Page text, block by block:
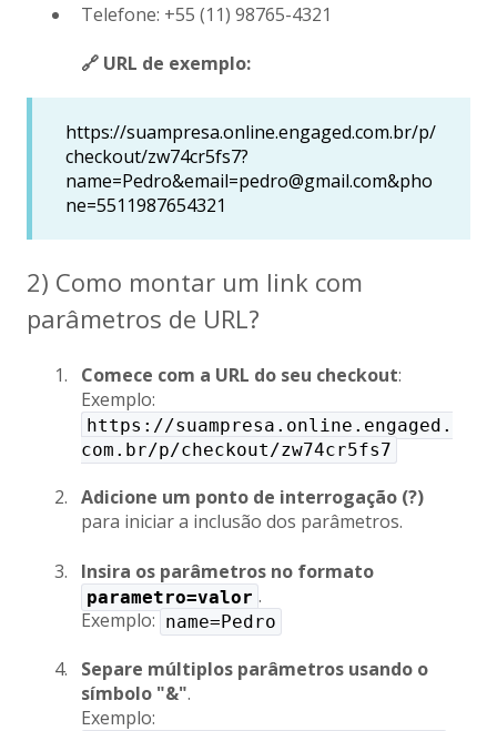
Telefone: +55 (11) 98765-4321
🔗 URL de exemplo:
https://suampresa.online.engaged.com.br/p/
checkout/zw74cr5fs7?
name=Pedro&email=pedro@gmail.com&pho
ne=5511987654321
2) Como montar um link com
parâmetros de URL?
Comece com a URL do seu checkout:
Exemplo:
https://suampresa.online.engaged.
com.br/p/checkout/zw74cr5fs7
Adicione um ponto de interrogação (?)
para iniciar a inclusão dos parâmetros.
Insira os parâmetros no formato
parametro=valor .
Exemplo: name=Pedro
Separe múltiplos parâmetros usando o
símbolo "&".
Exemplo: